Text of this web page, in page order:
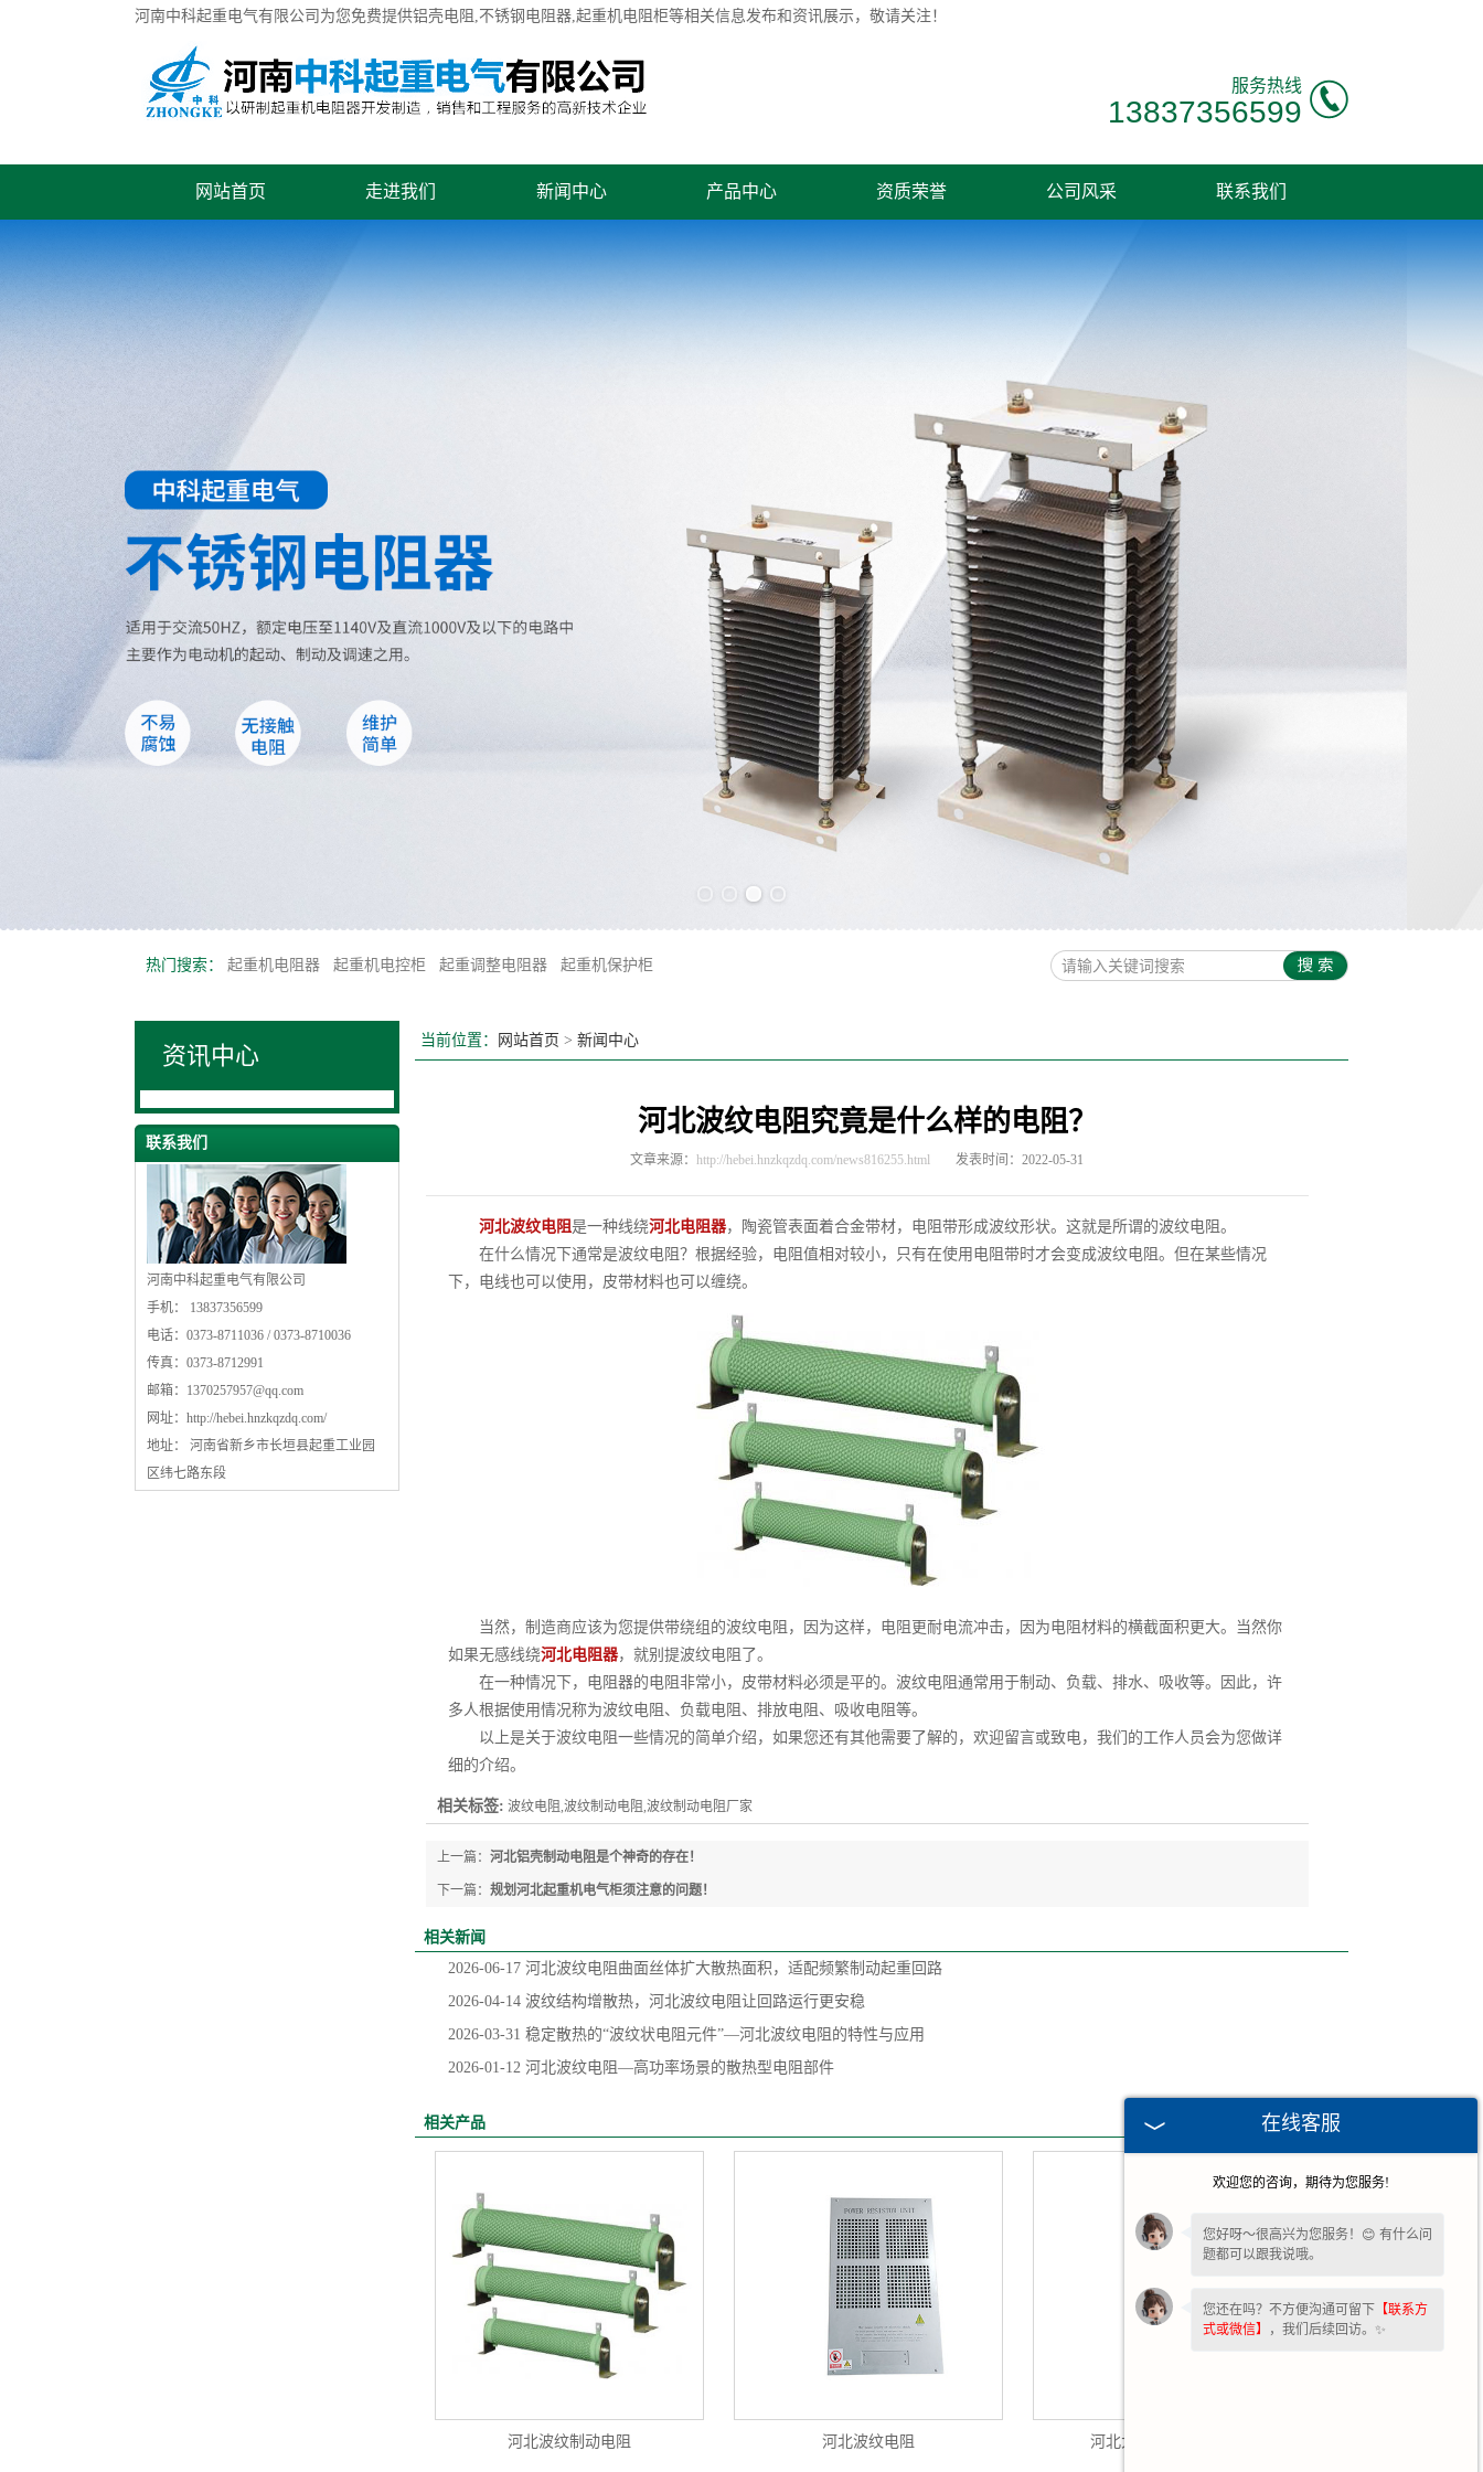
河南中科起重电气有限公司为您免费提供铝壳电阻 ,不锈钢电阻器,起重机电阻柜等相关信息发布和资讯展示，敬请关注！
服务热线
13837356599
网站首页 走进我们 新闻中心 产品中心 资质荣誉 公司风采 联系我们
热门搜索： 起重机电阻器 起重机电控柜 起重调整电阻器 起重机保护柜
资讯中心
联系我们
河南中科起重电气有限公司
手机： 13837356599
电话：0373-8711036 / 0373-8710036
传真：0373-8712991
邮箱： 1370257957@qq.com
网址： http://hebei.hnzkqzdq.com/
地址： 河南省新乡市长垣县起重工业园
区纬七路东段
当前位置： 网站首页 > 新闻中心
河北波纹电阻究竟是什么样的电阻？
文章来源： http://hebei.hnzkqzdq.com/news816255.html 发表时间：2022-05-31
河北波纹电阻是一种线绕河北电阻器，陶瓷管表面着合金带材，电阻带形成波纹形状。这就是所谓的波纹电阻。
在什么情况下通常是波纹电阻？根据经验，电阻值相对较小，只有在使用电阻带时才会变成波纹电阻。但在某些情况
下，电线也可以使用，皮带材料也可以缠绕。
当然，制造商应该为您提供带绕组的波纹电阻，因为这样，电阻更耐电流冲击，因为电阻材料的横截面积更大。当然你
如果无感线绕河北电阻器，就别提波纹电阻了。
在一种情况下，电阻器的电阻非常小，皮带材料必须是平的。波纹电阻通常用于制动、负载、排水、吸收等。因此，许
多人根据使用情况称为波纹电阻、负载电阻、排放电阻、吸收电阻等。
以上是关于波纹电阻一些情况的简单介绍，如果您还有其他需要了解的，欢迎留言或致电，我们的工作人员会为您做详
细的介绍。
相关标签: 波纹电阻,波纹制动电阻,波纹制动电阻厂家
上一篇： 河北铝壳制动电阻是个神奇的存在！
下一篇： 规划河北起重机电气柜须注意的问题！
相关新闻
2026-06-17 河北波纹电阻曲面丝体扩大散热面积，适配频繁制动起重回路
2026-04-14 波纹结构增散热，河北波纹电阻让回路运行更安稳
2026-03-31 稳定散热的“波纹状电阻元件”—河北波纹电阻的特性与应用
2026-01-12 河北波纹电阻—高功率场景的散热型电阻部件
相关产品
河北波纹制动电阻 河北波纹电阻 河北大功率波纹电阻器
在线客服
欢迎您的咨询，期待为您服务!
您好呀～很高兴为您服务！😊 有什么问
题都可以跟我说哦。
您还在吗？不方便沟通可留下 【联系方
式或微信】
，我们后续回访。✨